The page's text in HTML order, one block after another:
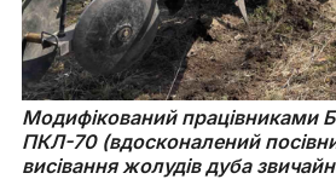
Модифікований працівниками
ПКЛ-70 (вдосконалений
висівання жолудів дуба